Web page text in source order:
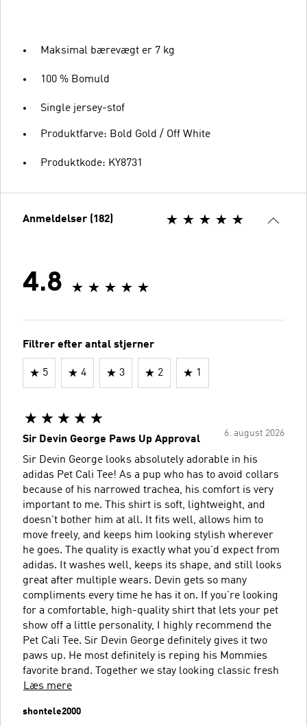
Maksimal bærevægt er 7 kg
100 % Bomuld
Single jersey-stof
Produktfarve: Bold Gold / Off White
Produktkode: KY8731
Anmeldelser (182)
4.8
Filtrer efter antal stjerner
5 4 3 2 1
6. august 2026
Sir Devin George Paws Up Approval
Sir Devin George looks absolutely adorable in his
adidas Pet Cali Tee! As a pup who has to avoid collars
because of his narrowed trachea, his comfort is very
important to me. This shirt is soft, lightweight, and
doesn't bother him at all. It fits well, allows him to
move freely, and keeps him looking stylish wherever
he goes. The quality is exactly what you'd expect from
adidas. It washes well, keeps its shape, and still looks
great after multiple wears. Devin gets so many
compliments every time he has it on. If you're looking
for a comfortable, high-quality shirt that lets your pet
show off a little personality, I highly recommend the
Pet Cali Tee. Sir Devin George definitely gives it two
paws up. He most definitely is reping his Mommies
favorite brand. Together we stay looking classic fresh
Læs mere
shontele2000